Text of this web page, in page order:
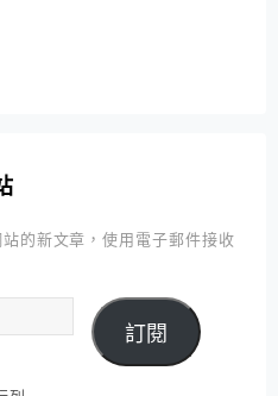
的新文章，使用電子郵件接收
訂閱